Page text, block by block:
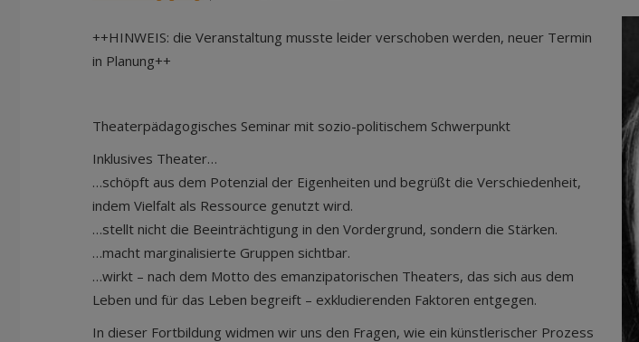
++HINWEIS: die Veranstaltung musste leider verschoben werden, neuer Termin
in Planung++
Theaterpädagogisches Seminar mit sozio-politischem Schwerpunkt
Inklusives Theater…
…schöpft aus dem Potenzial der Eigenheiten und begrüßt die Verschiedenheit,
indem Vielfalt als Ressource genutzt wird.
…stellt nicht die Beeinträchtigung in den Vordergrund, sondern die Stärken.
…macht marginalisierte Gruppen sichtbar.
…wirkt – nach dem Motto des emanzipatorischen Theaters, das sich aus dem
Leben und für das Leben begreift – exkludierenden Faktoren entgegen.
In dieser Fortbildung widmen wir uns den Fragen, wie ein künstlerischer Prozess